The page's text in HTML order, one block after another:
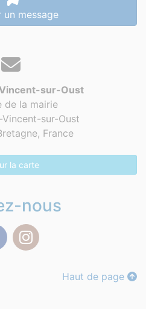
un message
sur-Oust
de la mairie
sur-Oust
France
la carte
nous
Haut de page